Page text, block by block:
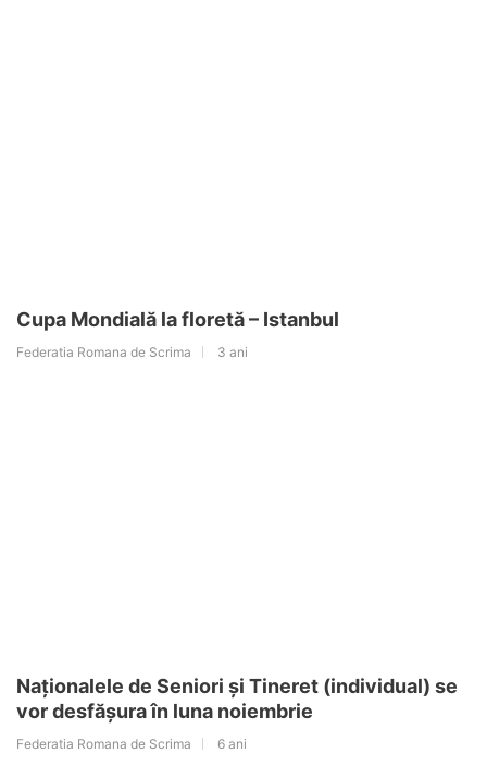
Cupa Mondială la floretă – Istanbul
Federatia Romana de Scrima 3 ani
Naționalele de Seniori și Tineret (individual) se
vor desfășura în luna noiembrie
Federatia Romana de Scrima 6 ani